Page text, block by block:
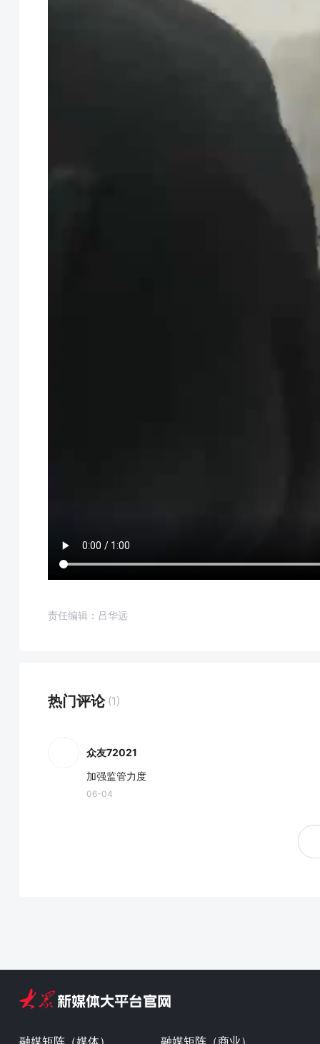
责任编辑：吕华远
热门评论 (1)
众友72021
加强监管力度
06-04
融媒矩阵（媒体） 融媒矩阵（商业）